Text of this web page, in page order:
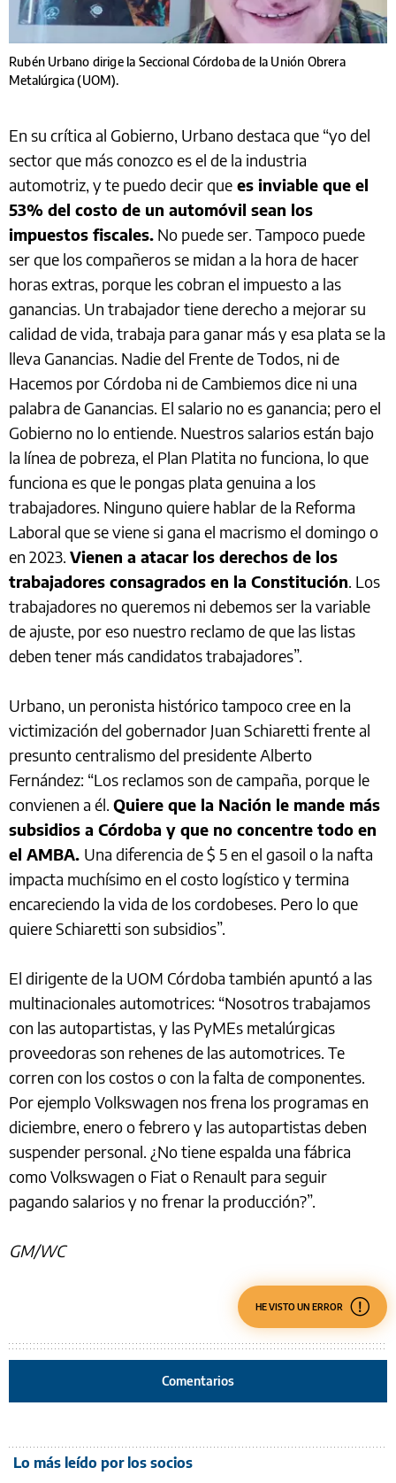
Rubén Urbano dirige la Seccional Córdoba de la Unión Obrera
Metalúrgica (UOM).
En su crítica al Gobierno, Urbano destaca que “yo del
sector que más conozco es el de la industria
automotriz, y te puedo decir que es inviable que el
53% del costo de un automóvil sean los
impuestos fiscales. No puede ser. Tampoco puede
ser que los compañeros se midan a la hora de hacer
horas extras, porque les cobran el impuesto a las
ganancias. Un trabajador tiene derecho a mejorar su
calidad de vida, trabaja para ganar más y esa plata se la
lleva Ganancias. Nadie del Frente de Todos, ni de
Hacemos por Córdoba ni de Cambiemos dice ni una
palabra de Ganancias. El salario no es ganancia; pero el
Gobierno no lo entiende. Nuestros salarios están bajo
la línea de pobreza, el Plan Platita no funciona, lo que
funciona es que le pongas plata genuina a los
trabajadores. Ninguno quiere hablar de la Reforma
Laboral que se viene si gana el macrismo el domingo o
en 2023. Vienen a atacar los derechos de los
trabajadores consagrados en la Constitución. Los
trabajadores no queremos ni debemos ser la variable
de ajuste, por eso nuestro reclamo de que las listas
deben tener más candidatos trabajadores”.
Urbano, un peronista histórico tampoco cree en la
victimización del gobernador Juan Schiaretti frente al
presunto centralismo del presidente Alberto
Fernández: “Los reclamos son de campaña, porque le
convienen a él. Quiere que la Nación le mande más
subsidios a Córdoba y que no concentre todo en
el AMBA. Una diferencia de $ 5 en el gasoil o la nafta
impacta muchísimo en el costo logístico y termina
encareciendo la vida de los cordobeses. Pero lo que
quiere Schiaretti son subsidios”.
El dirigente de la UOM Córdoba también apuntó a las
multinacionales automotrices: “Nosotros trabajamos
con las autopartistas, y las PyMEs metalúrgicas
proveedoras son rehenes de las automotrices. Te
corren con los costos o con la falta de componentes.
Por ejemplo Volkswagen nos frena los programas en
diciembre, enero o febrero y las autopartistas deben
suspender personal. ¿No tiene espalda una fábrica
como Volkswagen o Fiat o Renault para seguir
pagando salarios y no frenar la producción?”.
GM/WC
HE VISTO UN ERROR
Comentarios
Lo más leído por los socios